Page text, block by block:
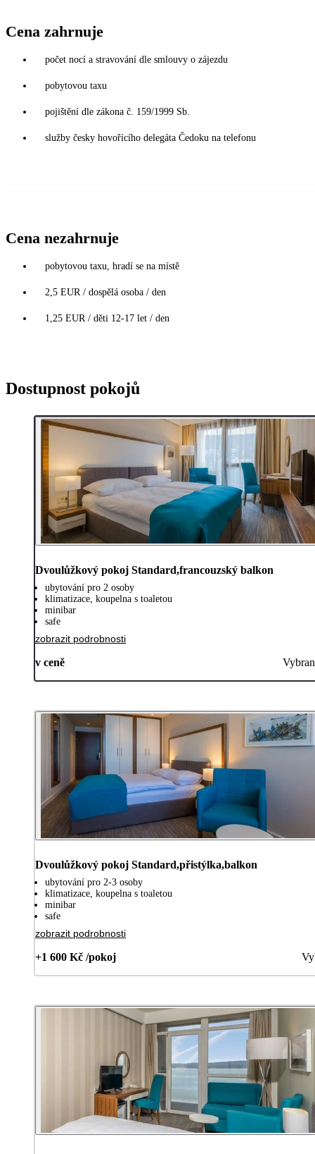
Cena zahrnuje
počet nocí a stravování dle smlouvy o zájezdu
pobytovou taxu
pojištění dle zákona č. 159/1999 Sb.
služby česky hovořícího delegáta Čedoku na telefonu
Cena nezahrnuje
pobytovou taxu, hradí se na místě
2,5 EUR / dospělá osoba / den
1,25 EUR / děti 12-17 let / den
Dostupnost pokojů
Dvoulůžkový pokoj Standard,francouzský balkon
ubytování pro 2 osoby
klimatizace, koupelna s toaletou
minibar
safe
zobrazit podrobnosti
v ceně
Dvoulůžkový pokoj Standard,přistýlka,balkon
ubytování pro 2-3 osoby
klimatizace, koupelna s toaletou
minibar
safe
zobrazit podrobnosti
+1 600 Kč /pokoj